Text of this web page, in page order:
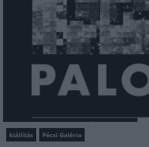
kiállítás Pécsi Galéria